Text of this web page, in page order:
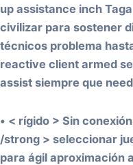
up assistance inch
civilizar para sostener
técnicos problema
reactive client armed
assist siempre que
• < rígido > Sin
/strong > seleccionar
para ágil aproximación